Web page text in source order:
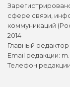
сфере связи,
коммуникаций
2014
Главный
Email редакции:
Телефон